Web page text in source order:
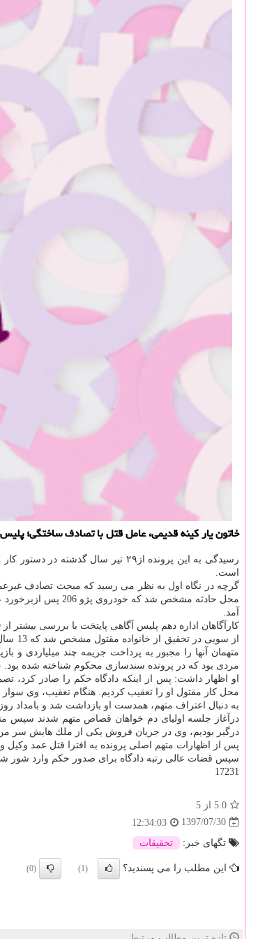
خاتون یار كینه قدیمی، عامل قتل با تصادف ساختگی؛ پلیس 5700 خودرو را بررسی كرد تا به قاتل رسید
است.
محل حادثه مشخص
آمد.
كارآگاهان اداره دهم پلیس آگاهی پایتخت با بررسی بیشتر از 5700 خودرو سرانجام موفق به شناسایی صاحب فراری خودرو شدند.
از
مردی بود كه در پرونده سندسازی محكوم شناخته شده
او اظهار داشت: پس از اینكه دادگاه حكم را صادر كرد،
محل كار مقتول او را تعقیب كردیم. هنگام تعقیب، وی سوار بر خودرو مزدا 3 خود شد و در میان راه با جدول خیابان برخورد كرد. هنگامی كه از ماشین پیاده شد تا مبحث را بررسی
به دنبال اعتراف متهم، همدست او بازداشت شد و بامداد
درگیر بودیم، وی در جریان فروش یكی از ملك هایش سر
پس از اظهارات متهم اصلی پرونده به افترا قتل عمد وكیل
سپس قضات عالی رتبه دادگاه برای صدور حكم وارد شور
17231
5.0 از 5
1397/07/30
12:34:03
تگهای خبر:
تحقیقات
این مطلب را می پسندید؟ (1)
(0)